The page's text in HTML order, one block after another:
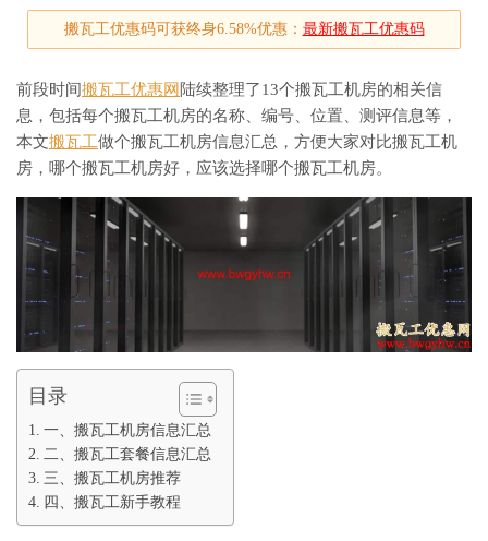
搬瓦工优惠码可获终身6.58%优惠： 最新搬瓦工优惠码
前段时间搬瓦工优惠网 陆续整理了13个搬瓦工机房的相关信
息，包括每个搬瓦工机房的名称、编号、位置、测评信息等，
本文搬瓦工做个搬瓦工机房信息汇总，方便大家对比搬瓦工机
房，哪个搬瓦工机房好，应该选择哪个搬瓦工机房。
目录
一、搬瓦工机房信息汇总
二、搬瓦工套餐信息汇总
三、搬瓦工机房推荐
四、搬瓦工新手教程